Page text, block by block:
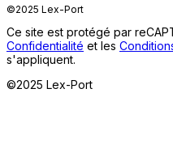
©2025 Lex-Port
Ce site est protégé par
Confidentialité et les
s'appliquent.
©2025 Lex-Port